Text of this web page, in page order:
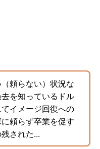
頼らない）状況な
を知っているドル
イメージ回復への
頼らず卒業を促す
された...